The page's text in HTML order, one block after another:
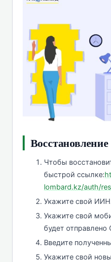
Чтобы
быстрой ссылке:
lombard.kz/auth/
Укажите свой
Укажите свой
будет
Введите
Укажите свой